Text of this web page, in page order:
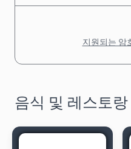
지원되는 암
음식 및 레스토